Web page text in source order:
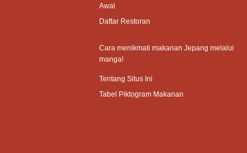
Awal
Daftar Restoran
Cara menikmati makanan Jepang melalui
manga!
Tentang Situs Ini
Tabel Piktogram Makanan